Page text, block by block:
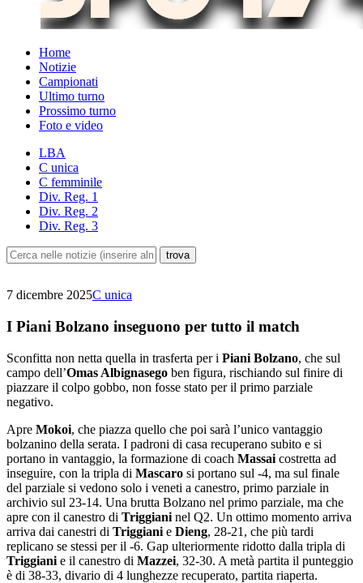
Home
Notizie
Campionati
Ultimo turno
Prossimo turno
Foto e video
LBA
C unica
C femminile
Div. Reg. 1
Div. Reg. 2
Div. Reg. 3
7 dicembre 2025C unica
I Piani Bolzano inseguono per tutto il match
Sconfitta non netta quella in trasferta per i Piani Bolzano, che sul
campo dell’Omas Albignasego ben figura, rischiando sul finire di
piazzare il colpo gobbo, non fosse stato per il primo parziale
negativo.
Apre Mokoi, che piazza quello che poi sarà l’unico vantaggio
bolzanino della serata. I padroni di casa recuperano subito e si
portano in vantaggio, la formazione di coach Massai costretta ad
inseguire, con la tripla di Mascaro si portano sul -4, ma sul finale
del parziale si vedono solo i veneti a canestro, primo parziale in
archivio sul 23-14. Una brutta Bolzano nel primo parziale, ma che
apre con il canestro di Triggiani nel Q2. Un ottimo momento arriva
arriva dai canestri di Triggiani e Dieng, 28-21, che più tardi
replicano se stessi per il -6. Gap ulteriormente ridotto dalla tripla di
Triggiani e il canestro di Mazzei, 32-30. A metà partita il punteggio
è di 38-33, divario di 4 lunghezze recuperato, partita riaperta.